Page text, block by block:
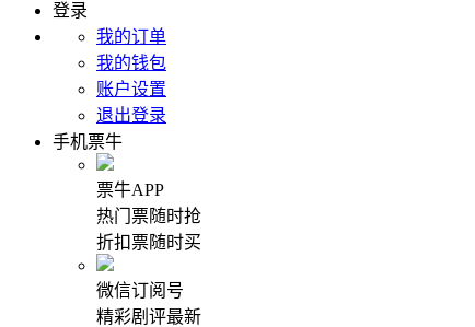
登录
我的订单
我的钱包
账户设置
退出登录
手机票牛
票牛APP
热门票随时抢
折扣票随时买
微信订阅号
精彩剧评最新